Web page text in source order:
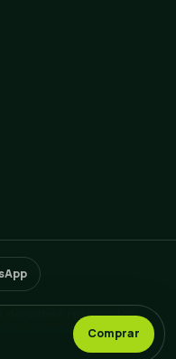
Comprar
derechos reservados.